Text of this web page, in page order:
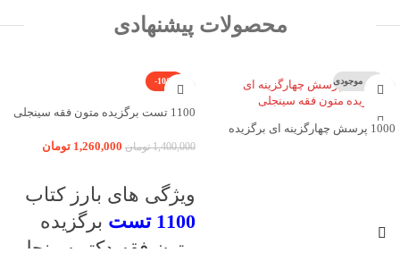
محصولات پیشنهادی
اتمام موجودی
1000 پرسش چهارگزینه ای برگزیده
-10%
1100 تست برگزیده متون فقه سینجلی
1,400,000 تومان 1,260,000 تومان
ویژگی های بارز کتاب
1100 تست
برگزیده
متون فقه دکتر سینجلی